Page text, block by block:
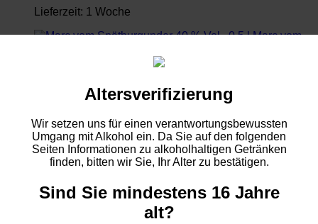
Altersverifizierung
Wir setzen uns für einen verantwortungsbewussten
Umgang mit Alkohol ein. Da Sie auf den folgenden
Seiten Informationen zu alkoholhaltigen Getränken
finden, bitten wir Sie, Ihr Alter zu bestätigen.
Sind Sie mindestens 16 Jahre
alt?
Lieferzeit: 1 Woche
Marc vom
inkl. 19 % MwSt.
Lieferzeit:1 Woche
So finden Sie uns
WEINGUT HUSTER – Tobias Huster
Rosenstraße 13
D-55218 Ingelheim-Großwinternheim